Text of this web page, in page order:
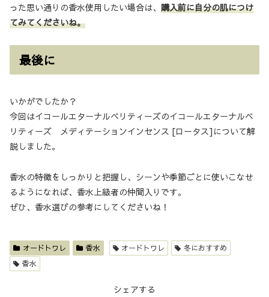
った思い通りの香水使用したい場合は、 購入前に自分の肌につけ
てみてくださいね。
最後に
いかがでしたか？
今回はイコールエターナルベリティーズのイコールエターナルベ
リティーズ メディテーションインセンス [ロータス]について解
説しました。
香水の特徴をしっかりと把握し、シーンや季節ごとに使いこなせ
るようになれば、香水上級者の仲間入りです。
ぜひ、香水選びの参考にしてくださいね！
オードトワレ 香水 オードトワレ
冬におすすめ
香水
シェアする